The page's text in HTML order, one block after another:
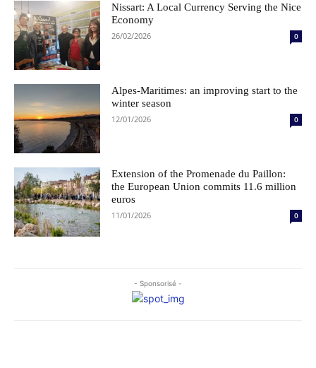
Nissart: A Local Currency Serving the Nice
Economy
26/02/2026 0
Alpes-Maritimes: an improving start to the
winter season
12/01/2026 0
Extension of the Promenade du Paillon:
the European Union commits 11.6 million
euros
11/01/2026 0
- Sponsorisé -